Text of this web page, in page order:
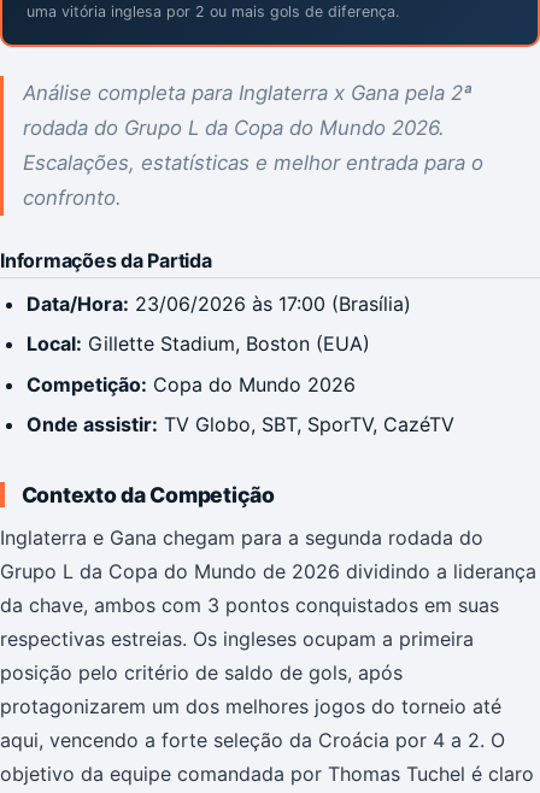
uma vitória inglesa por 2 ou mais gols de diferença.
Análise completa para Inglaterra x Gana pela 2ª
rodada do Grupo L da Copa do Mundo 2026.
Escalações, estatísticas e melhor entrada para o
confronto.
Informações da Partida
Data/Hora: 23/06/2026 às 17:00 (Brasília)
Local: Gillette Stadium, Boston (EUA)
Competição: Copa do Mundo 2026
Onde assistir: TV Globo, SBT, SporTV, CazéTV
Contexto da Competição
Inglaterra e Gana chegam para a segunda rodada do
Grupo L da Copa do Mundo de 2026 dividindo a liderança
da chave, ambos com 3 pontos conquistados em suas
respectivas estreias. Os ingleses ocupam a primeira
posição pelo critério de saldo de gols, após
protagonizarem um dos melhores jogos do torneio até
aqui, vencendo a forte seleção da Croácia por 4 a 2. O
objetivo da equipe comandada por Thomas Tuchel é claro